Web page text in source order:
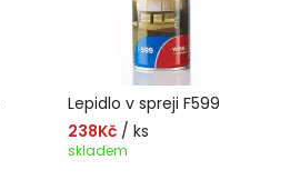
Lepidlo v spreji F599
238Kč / ks
skladem